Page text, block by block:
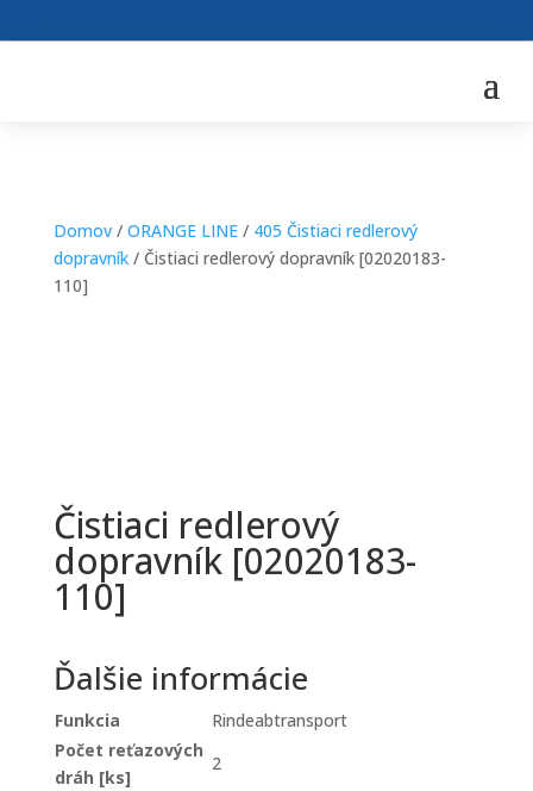
Domov/ ORANGE LINE/ 405 Čistiaci redlerový
dopravník/ Čistiaci redlerový dopravník [02020183-
110]
Čistiaci redlerový
dopravník [02020183-
110]
Ďalšie informácie
Funkcia
Rindeabtransport
Počet reťazových
dráh [ks]
2